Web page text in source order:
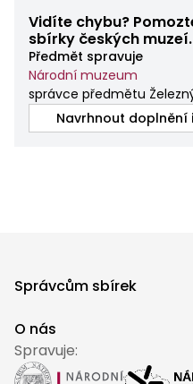
Vidíte chybu?
sbírky českých muzeí.
Předmět spravuje
Národní muzeum
správce předmětu
Navrhnout
Správcům sbírek
O nás
Spravuje: